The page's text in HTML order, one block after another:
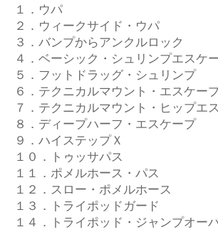
１．ウパ
２．ウィークサイド・ウパ
３．バンプからアンクルロック
４．ベーシック・シュリンプエスケ
５．フットドラッグ・シュリンプ
６．テクニカルマウント・エスケー
７．テクニカルマウント・ヒップエ
８．ディープハーフ・エスケープ
９．ハイステップＸ
１０．トゥッサパス
１１．ポメルホース・パス
１２．スロー・ポメルホース
１３．トライポッドガード
１４．トライポッド・ジャンプオー